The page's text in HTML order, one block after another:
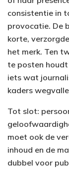
consistentie in
provocatie. De
korte,
het merk. Ten
te posten
iets wat
kaders
Tot slot:
moet ook de
inhoud en de
dubbel voor